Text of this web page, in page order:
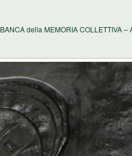
BANCA della MEMORIA COLLETTIVA